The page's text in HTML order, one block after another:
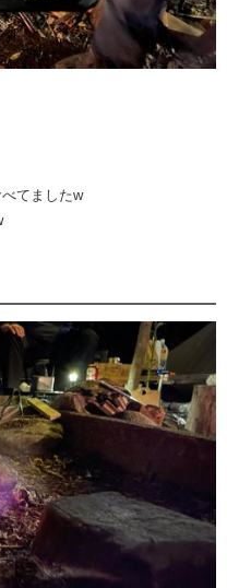
てましたw